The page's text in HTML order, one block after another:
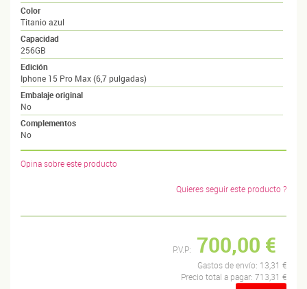
Color
Titanio azul
Capacidad
256GB
Edición
Iphone 15 Pro Max (6,7 pulgadas)
Embalaje original
No
Complementos
No
Opina sobre este producto
Quieres seguir este producto ?
P.V.P: 700,00 €
Gastos de envío: 13,31 €
Precio total a pagar: 713,31 €